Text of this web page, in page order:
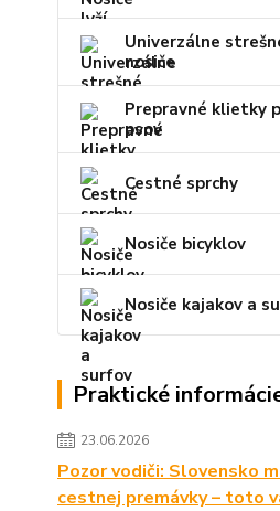
Univerzálne
nosiče
Prepravné klietky
psov
Cestné sprchy
Nosiče bicyklov
Nosiče kajakov a
Praktické
23.06.2026
Pozor vodiči: Slovensko
cestnej premávky – toto